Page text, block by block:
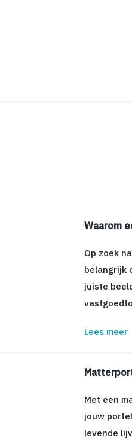
Waarom
Op zoek
belangrijk
juiste
Lees meer
Met een
jouw
levende